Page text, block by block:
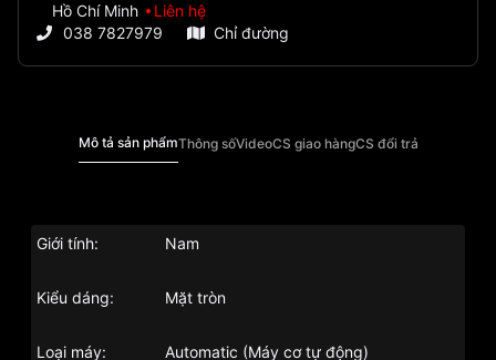
Hồ Chí Minh
Liên hệ
038 7827979
Chỉ đường
Mô tả sản phẩmThông sốVideoCS giao hàngCS đổi trả
Giới tính: Nam
Kiểu dáng: Mặt tròn
Loại máy: Automatic (Máy cơ tự động)